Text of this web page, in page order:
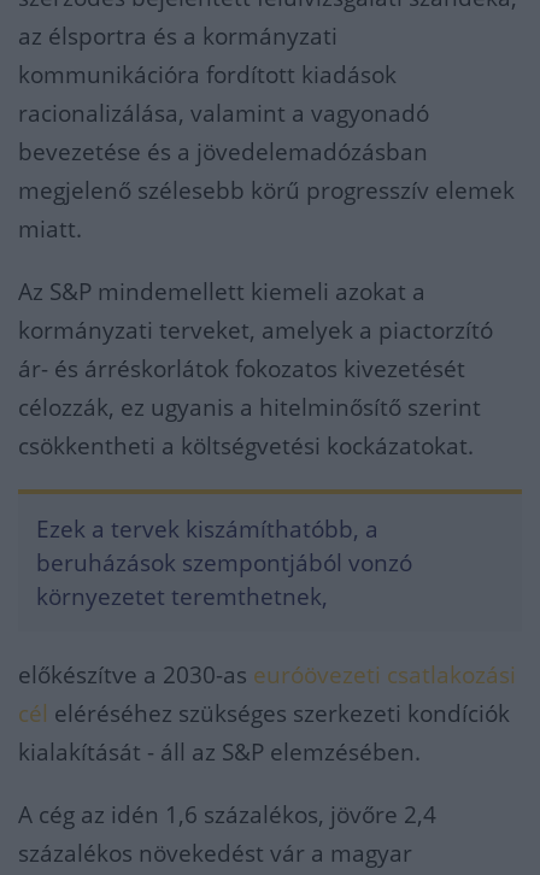
az élsportra és a kormányzati
kommunikációra fordított kiadások
racionalizálása, valamint a vagyonadó
bevezetése és a jövedelemadózásban
megjelenő szélesebb körű progresszív elemek
miatt.
Az S&P mindemellett kiemeli azokat a
kormányzati terveket, amelyek a piactorzító
ár- és árréskorlátok fokozatos kivezetését
célozzák, ez ugyanis a hitelminősítő szerint
csökkentheti a költségvetési kockázatokat.
Ezek a tervek kiszámíthatóbb, a
beruházások szempontjából vonzó
környezetet teremthetnek,
előkészítve a 2030-as euróövezeti csatlakozási
cél eléréséhez szükséges szerkezeti kondíciók
kialakítását - áll az S&P elemzésében.
A cég az idén 1,6 százalékos, jövőre 2,4
százalékos növekedést vár a magyar